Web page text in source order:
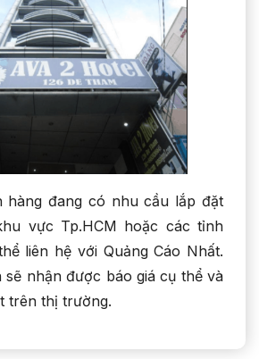
hàng đang có nhu cầu lắp đặt
vực Tp.HCM hoặc các tỉnh
liên hệ với Quảng Cáo Nhất.
sẽ nhận được báo giá cụ thể và
trên thị trường.